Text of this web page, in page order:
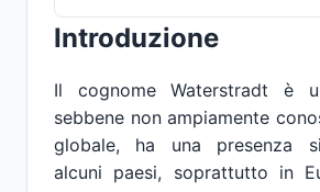
Introduzione
Il cognome Waterstradt è
sebbene non ampiamente
globale, ha una presenza
alcuni paesi, soprattutto in